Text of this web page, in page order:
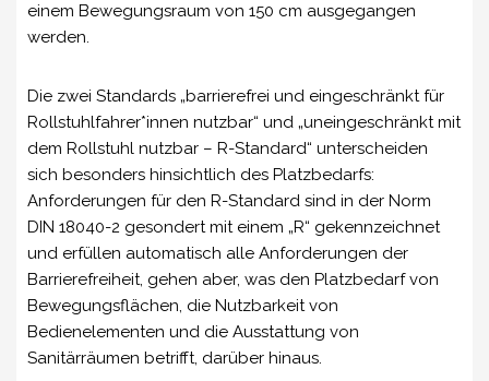
einem Bewegungsraum von 150 cm ausgegangen
werden.
Die zwei Standards „barrierefrei und eingeschränkt für
Rollstuhlfahrer*innen nutzbar“ und „uneingeschränkt mit
dem Rollstuhl nutzbar – R-Standard“ unterscheiden
sich besonders hinsichtlich des Platzbedarfs:
Anforderungen für den R-Standard sind in der Norm
DIN 18040-2 gesondert mit einem „R“ gekennzeichnet
und erfüllen automatisch alle Anforderungen der
Barrierefreiheit, gehen aber, was den Platzbedarf von
Bewegungsflächen, die Nutzbarkeit von
Bedienelementen und die Ausstattung von
Sanitärräumen betrifft, darüber hinaus.